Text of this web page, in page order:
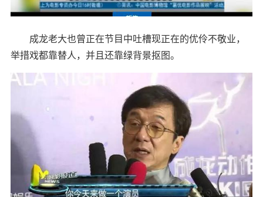
成龙老大也曾正在节目中吐槽现正在的优伶不敬业，
举措戏都靠替人，并且还靠绿背景抠图。